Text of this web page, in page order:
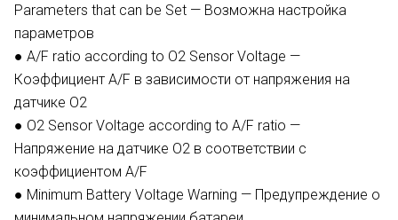
Parameters that can be Set — Возможна настройка
параметров
● A/F ratio according to О2 Sensor Voltage —
Коэффициент A/F в зависимости от напряжения на
датчике О2
● О2 Sensor Voltage according to A/F ratio —
Напряжение на датчике О2 в соответствии с
коэффициентом A/F
● Minimum Battery Voltage Warning — Предупреждение о